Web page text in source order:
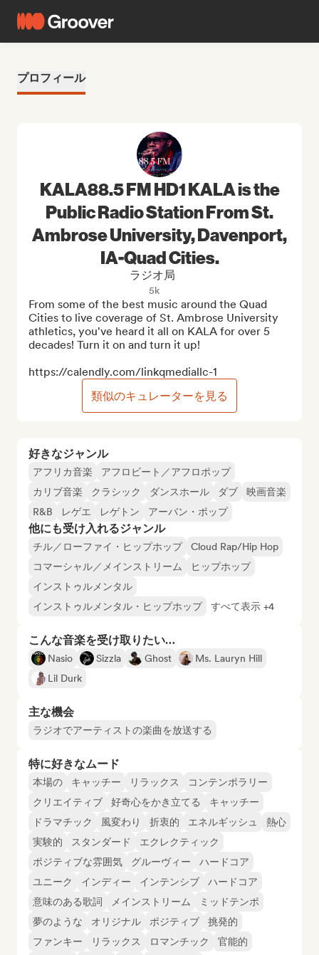
プロフィール
好きなジャンル
アフリカ音楽
アフロビート／アフロポップ
カリブ音楽
クラシック ダンスホール ダブ
映画音楽
R&B
レゲエ レゲトン アーバン・ポップ
他にも受け入れるジャンル
チル／ローファイ・ヒップホップ
Cloud Rap/Hip Hop
コマーシャル／メインストリーム
ヒップホップ
インストゥルメンタル
インストゥルメンタル・ヒップホップ
すべて表示 +4
こんな音楽を受け取りたい…
Nasio Sizzla Ghost
Ms. Lauryn Hill
Lil Durk
主な機会
ラジオでアーティストの楽曲を放送する
特に好きなムード
本場の キャッチー リラックス
コンテンポラリー
クリエイティブ
好奇心をかき立てる
キャッチー
ドラマチック
風変わり 折衷的 エネルギッシュ
熱心
実験的
スタンダード
エクレクティック
ポジティブな雰囲気
グルーヴィー
ハードコア
ユニーク
インディー インテンシブ
ハードコア
意味のある歌詞
メインストリーム
ミッドテンポ
夢のような
オリジナル ポジティブ
挑発的
ファンキー
リラックス ロマンチック
官能的
KALA88.5 FM HD1 KALA is the
Public Radio Station From St.
Ambrose University, Davenport,
IA-Quad Cities.
ラジオ局
5k
From some of the best music around the Quad
Cities to live coverage of St. Ambrose University
athletics, you've heard it all on KALA for over 5
decades! Turn it on and turn it up!
https://calendly.com/linkqmediallc-1
類似のキュレーターを見る